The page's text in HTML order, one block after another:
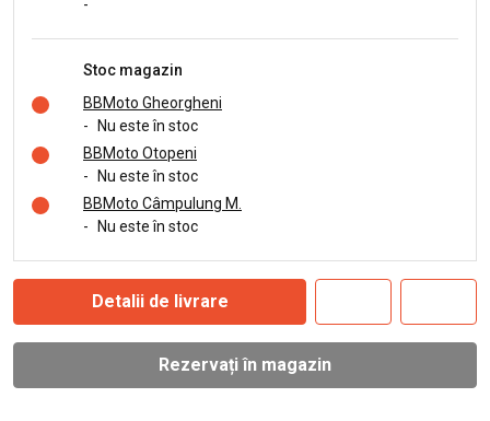
-
Stoc magazin
BBMoto Gheorgheni
-
Nu este în stoc
BBMoto Otopeni
-
Nu este în stoc
BBMoto Câmpulung M.
-
Nu este în stoc
Detalii de livrare
Rezervați în magazin